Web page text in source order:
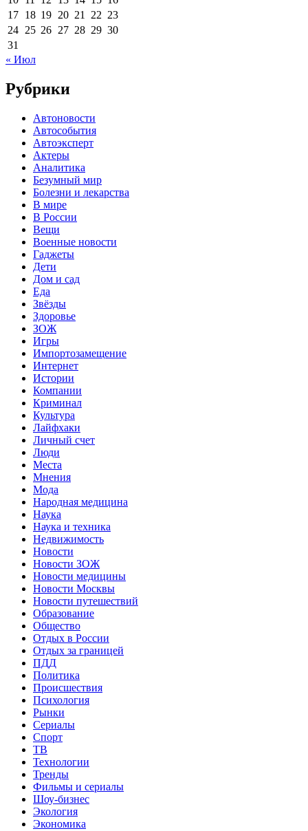
17 18 19 20 21 22 23
24 25 26 27 28 29 30
31
« Июл
Рубрики
Автоновости
Автособытия
Автоэксперт
Актеры
Аналитика
Безумный мир
Болезни и лекарства
В мире
В России
Вещи
Военные новости
Гаджеты
Дети
Дом и сад
Еда
Звёзды
Здоровье
ЗОЖ
Игры
Импортозамещение
Интернет
Истории
Компании
Криминал
Культура
Лайфхаки
Личный счет
Люди
Места
Мнения
Мода
Народная медицина
Наука
Наука и техника
Недвижимость
Новости
Новости ЗОЖ
Новости медицины
Новости Москвы
Новости путешествий
Образование
Общество
Отдых в России
Отдых за границей
ПДД
Политика
Происшествия
Психология
Рынки
Сериалы
Спорт
ТВ
Технологии
Тренды
Фильмы и сериалы
Шоу-бизнес
Экология
Экономика